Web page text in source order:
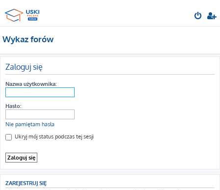
Wykaz forów
Zaloguj się
Nazwa użytkownika:
Hasło:
Nie pamiętam hasła
Ukryj mój status podczas tej sesji
ZAREJESTRUJ SIĘ